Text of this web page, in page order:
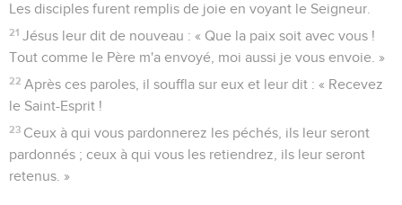
Les disciples furent remplis de joie en voyant le Seigneur.
21 Jésus leur dit de nouveau : « Que la paix soit avec vous !
Tout comme le Père m'a envoyé, moi aussi je vous envoie. »
22 Après ces paroles, il souffla sur eux et leur dit : « Recevez
le Saint-Esprit !
23 Ceux à qui vous pardonnerez les péchés, ils leur seront
pardonnés ; ceux à qui vous les retiendrez, ils leur seront
retenus. »